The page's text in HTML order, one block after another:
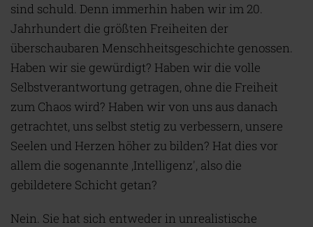
sind schuld. Denn immerhin haben wir im 20.
Jahrhundert die größten Freiheiten der
überschaubaren Menschheitsgeschichte genossen.
Haben wir sie gewürdigt? Haben wir die volle
Selbstverantwortung getragen, ohne die Freiheit
zum Chaos wird? Haben wir von uns aus danach
getrachtet, uns selbst stetig zu verbessern, unsere
Seelen und Herzen höher zu bilden? Hat dies vor
allem die sogenannte ‚Intelligenz', also die
gebildetere Schicht getan?
Nein. Sie hat sich entweder in unrealistische